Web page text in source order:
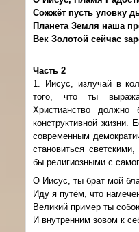
Сожжёт пусть уловку
Планета Земля наша
Век Золотой сейчас
Часть 2
1. Иисус, излучай в
того, что ты
Христианство
конструктивной жизни.
современным
становиться
бы религиозными с
О Иисус, ты брат мой
Иду я путём, что
Великий пример ты
И внутренним зовом к